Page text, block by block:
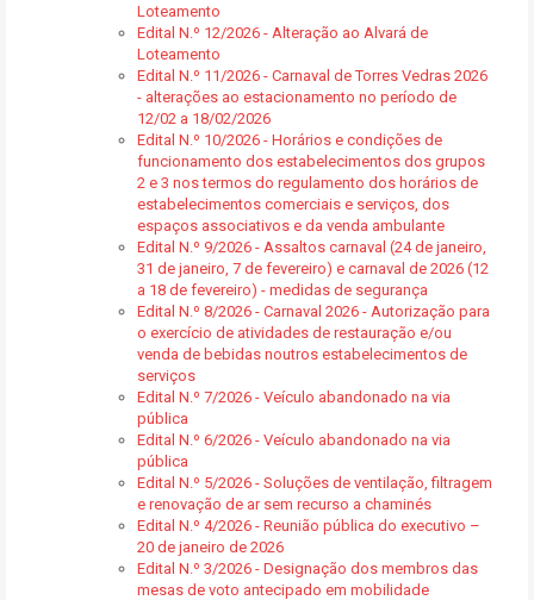
Loteamento
Edital N.º 12/2026 - Alteração ao Alvará de
Loteamento
Edital N.º 11/2026 - Carnaval de Torres Vedras 2026
- alterações ao estacionamento no período de
12/02 a 18/02/2026
Edital N.º 10/2026 - Horários e condições de
funcionamento dos estabelecimentos dos grupos
2 e 3 nos termos do regulamento dos horários de
estabelecimentos comerciais e serviços, dos
espaços associativos e da venda ambulante
Edital N.º 9/2026 - Assaltos carnaval (24 de janeiro,
31 de janeiro, 7 de fevereiro) e carnaval de 2026 (12
a 18 de fevereiro) - medidas de segurança
Edital N.º 8/2026 - Carnaval 2026 - Autorização para
o exercício de atividades de restauração e/ou
venda de bebidas noutros estabelecimentos de
serviços
Edital N.º 7/2026 - Veículo abandonado na via
pública
Edital N.º 6/2026 - Veículo abandonado na via
pública
Edital N.º 5/2026 - Soluções de ventilação, filtragem
e renovação de ar sem recurso a chaminés
Edital N.º 4/2026 - Reunião pública do executivo –
20 de janeiro de 2026
Edital N.º 3/2026 - Designação dos membros das
mesas de voto antecipado em mobilidade